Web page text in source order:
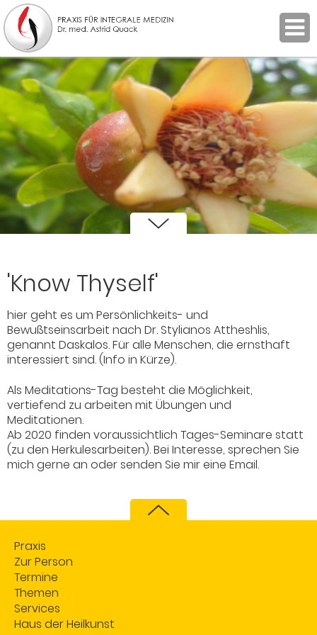
'Know Thyself'
hier geht es um Persönlichkeits- und
Bewußtseinsarbeit nach Dr. Stylianos Attheshlis,
genannt Daskalos. Für alle Menschen, die ernsthaft
interessiert sind. (Info in Kürze).
Als Meditations-Tag besteht die Möglichkeit,
vertiefend zu arbeiten mit Übungen und
Meditationen.
Ab 2020 finden voraussichtlich Tages-Seminare statt
(zu den Herkulesarbeiten). Bei Interesse, sprechen Sie
mich gerne an oder senden Sie mir eine Email.
Praxis
Zur Person
Termine
Themen
Services
Haus der Heilkunst